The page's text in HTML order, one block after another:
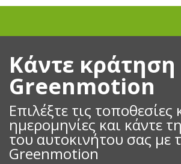
Κάντε κράτηση
Greenmotion
Επιλέξτε τις τοποθεσίες
ημερομηνίες και κάντε
του αυτοκινήτου σας με
Greenmotion